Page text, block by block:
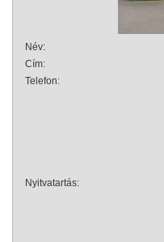
Név:
Cím:
Telefon:
Nyitvatartás: